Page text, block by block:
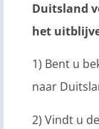
Duitsland
het
1) Bent u
naar
2) Vindt u